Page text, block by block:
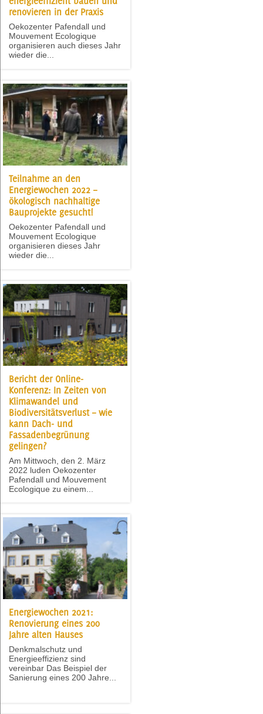
renovieren in der Praxis
Oekozenter Pafendall und
Mouvement Ecologique
organisieren auch dieses Jahr
wieder die...
Teilnahme an den
Energiewochen 2022 –
ökologisch nachhaltige
Bauprojekte gesucht!
Oekozenter Pafendall und
Mouvement Ecologique
organisieren dieses Jahr
wieder die...
Bericht der Online-
Konferenz: In Zeiten von
Klimawandel und
Biodiversitätsverlust – wie
kann Dach- und
Fassadenbegrünung
gelingen?
Am Mittwoch, den 2. März
2022 luden Oekozenter
Pafendall und Mouvement
Ecologique zu einem...
Energiewochen 2021:
Renovierung eines 200
Jahre alten Hauses
Denkmalschutz und
Energieeffizienz sind
vereinbar Das Beispiel der
Sanierung eines 200 Jahre...